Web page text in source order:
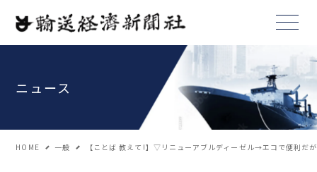
ニュース
HOME 一般 【ことば 教えて!】▽リニューアブルディーゼル→エコで便利だ